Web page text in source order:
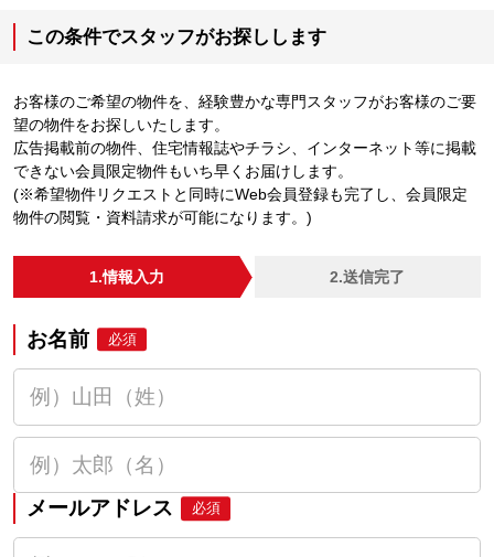
この条件でスタッフがお探しします
お客様のご希望の物件を、経験豊かな専門スタッフがお客様のご要
望の物件をお探しいたします。
広告掲載前の物件、住宅情報誌やチラシ、インターネット等に掲載
できない会員限定物件もいち早くお届けします。
(※希望物件リクエストと同時にWeb会員登録も完了し、会員限定
物件の閲覧・資料請求が可能になります。)
1.情報入力 2.送信完了
お名前 必須
メールアドレス 必須